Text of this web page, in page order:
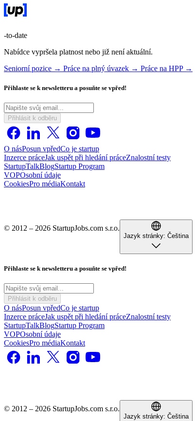
-to-date
Nabídce vypršela platnost nebo již není aktuální.
Seniorní pozice → Práce na plný úvazek → Práce na HPP →
Přihlaste se k newsletteru a posuňte se vpřed!
Přihlásit k odběru
O násPosun vpředCo je startup
Inzerce práceJak uspět při hledání práceZnalostní testy
StartupTalkBlogStartup Program
VOPOsobní údaje
CookiesPro médiaKontakt
© 2012 – 2026 StartupJobs.com s.r.o.
Jazyk stránky: Čeština
Přihlaste se k newsletteru a posuňte se vpřed!
Přihlásit k odběru
O násPosun vpředCo je startup
Inzerce práceJak uspět při hledání práceZnalostní testy
StartupTalkBlogStartup Program
VOPOsobní údaje
CookiesPro médiaKontakt
© 2012 – 2026 StartupJobs.com s.r.o.
Jazyk stránky: Čeština